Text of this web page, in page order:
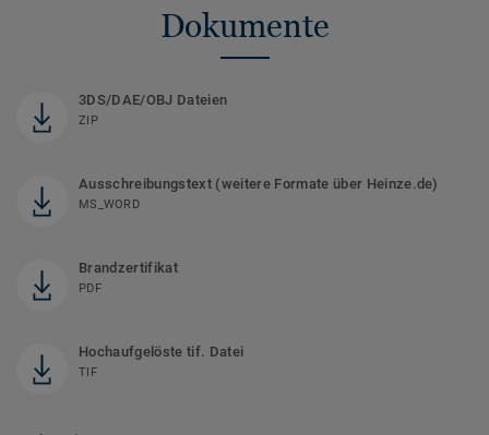
Dokumente
3DS/DAE/OBJ Dateien
ZIP
Ausschreibungstext (weitere Formate über Heinze.de)
MS_WORD
Brandzertifikat
PDF
Hochaufgelöste tif. Datei
TIF